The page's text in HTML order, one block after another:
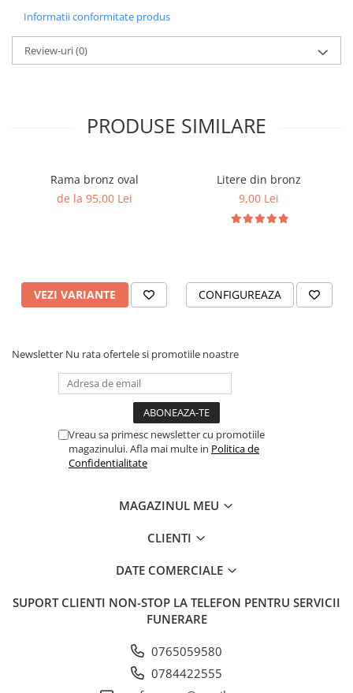
Informatii conformitate produs
Review-uri(0)
PRODUSE SIMILARE
Rama bronz oval
de la 95,00 Lei
VEZI VARIANTE
Litere din bronz
9,00 Lei
CONFIGUREAZA
Newsletter Nu rata ofertele si promotiile noastre
Vreau sa primesc newsletter cu promotiile
magazinului. Afla mai multe in Politica de
Confidentialitate
MAGAZINUL MEU
CLIENTI
DATE COMERCIALE
SUPORT CLIENTI NON-STOP LA TELEFON PENTRU SERVICII
FUNERARE
0765059580
0784422555